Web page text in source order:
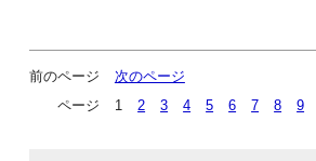
前のページ
次のページ
ページ
1 2 3 4 5 6 7 8 9